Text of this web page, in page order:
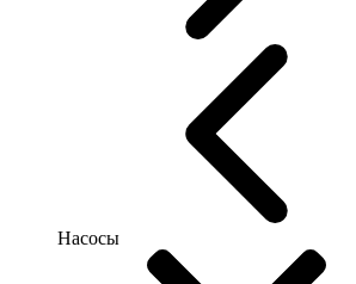
Насосы